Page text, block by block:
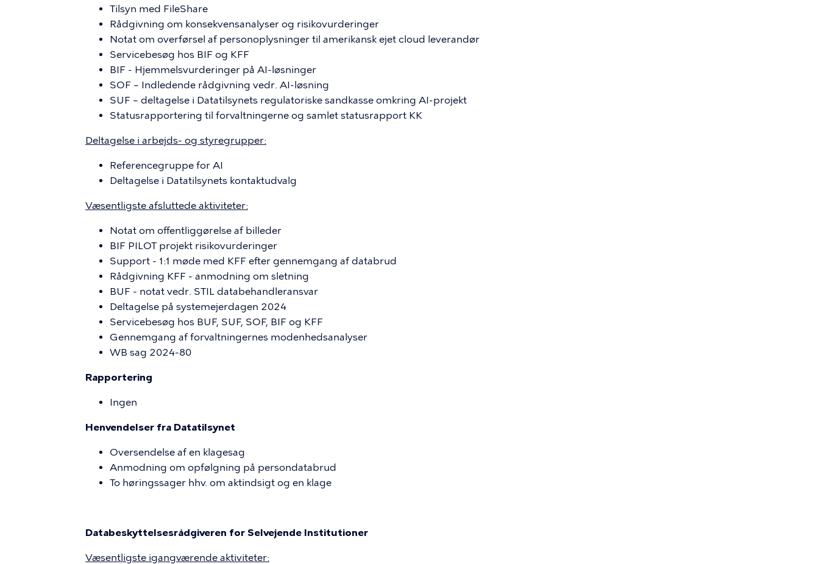
Tilsyn med FileShare
Rådgivning om konsekvensanalyser og risikovurderinger
Notat om overførsel af personoplysninger til amerikansk ejet cloud leverandør
Servicebesøg hos BIF og KFF
BIF - Hjemmelsvurderinger på AI-løsninger
SOF – Indledende rådgivning vedr. AI-løsning
SUF – deltagelse i Datatilsynets regulatoriske sandkasse omkring AI-projekt
Statusrapportering til forvaltningerne og samlet statusrapport KK
Deltagelse i arbejds- og styregrupper:
Referencegruppe for AI
Deltagelse i Datatilsynets kontaktudvalg
Væsentligste afsluttede aktiviteter:
Notat om offentliggørelse af billeder
BIF PILOT projekt risikovurderinger
Support - 1:1 møde med KFF efter gennemgang af databrud
Rådgivning KFF - anmodning om sletning
BUF - notat vedr. STIL databehandleransvar
Deltagelse på systemejerdagen 2024
Servicebesøg hos BUF, SUF, SOF, BIF og KFF
Gennemgang af forvaltningernes modenhedsanalyser
WB sag 2024-80
Rapportering
Ingen
Henvendelser fra Datatilsynet
Oversendelse af en klagesag
Anmodning om opfølgning på persondatabrud
To høringssager hhv. om aktindsigt og en klage
Databeskyttelsesrådgiveren for Selvejende Institutioner
Væsentligste igangværende aktiviteter: